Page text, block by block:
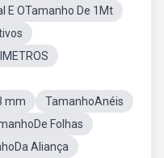
E OTamanho De 1Mt
mm
TamanhoAnéis
Folhas
Aliança